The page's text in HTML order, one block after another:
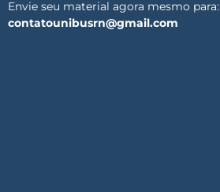
Envie seu material agora mesmo para:
contatounibusrn@gmail.com